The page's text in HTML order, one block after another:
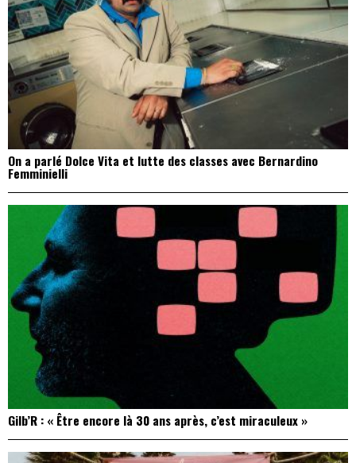
On a parlé Dolce Vita et lutte des classes avec Bernardino
Femminielli
Gilb’R : « Être encore là 30 ans après, c’est miraculeux »